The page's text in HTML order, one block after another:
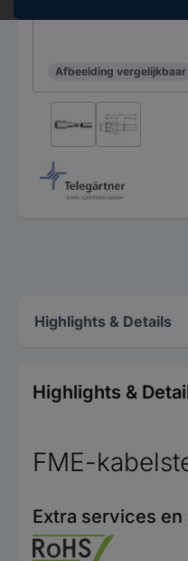
Afbeelding vergelijkbaar
Highlights & Details
Highlights &
FME-
Extra services en